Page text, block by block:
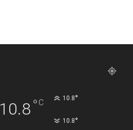
10.8°C 10.8°
10.8°